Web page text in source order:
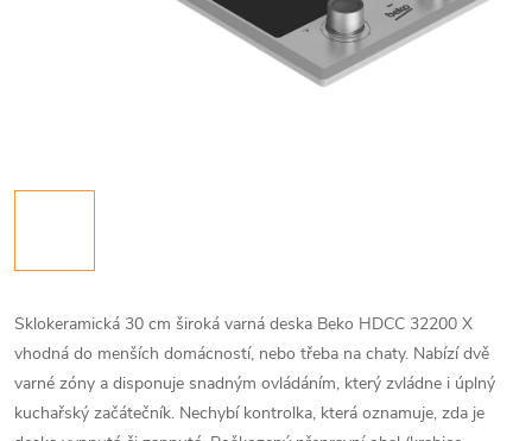
Sklokeramická 30 cm široká varná deska Beko HDCC 32200 X
vhodná do menších domácností, nebo třeba na chaty. Nabízí dvě
varné zóny a disponuje snadným ovládáním, který zvládne i úplný
kuchařský začátečník. Nechybí kontrolka, která oznamuje, zda je